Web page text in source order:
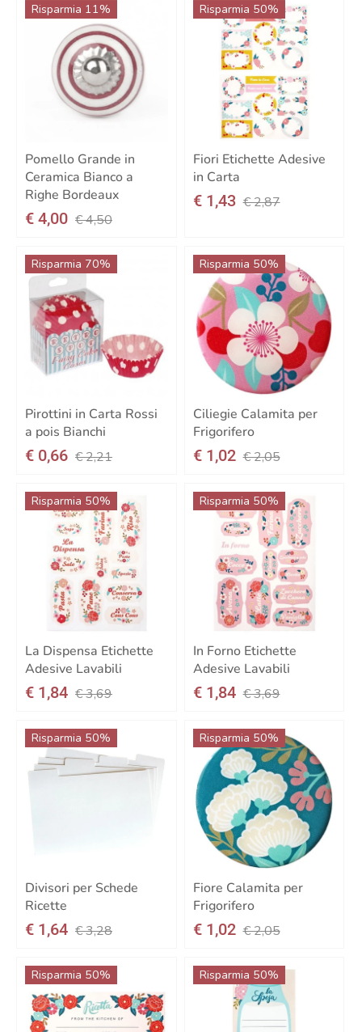
Risparmia 11%
Pomello Grande in
Ceramica Bianco a
Righe Bordeaux
€ 4,00 € 4,50
Risparmia 50%
Fiori Etichette Adesive
in Carta
€ 1,43 € 2,87
Risparmia 70%
Pirottini in Carta Rossi
a pois Bianchi
€ 0,66 € 2,21
Risparmia 50%
Ciliegie Calamita per
Frigorifero
€ 1,02 € 2,05
Risparmia 50%
La Dispensa Etichette
Adesive Lavabili
€ 1,84 € 3,69
Risparmia 50%
In Forno Etichette
Adesive Lavabili
€ 1,84 € 3,69
Risparmia 50%
Divisori per Schede
Ricette
€ 1,64 € 3,28
Risparmia 50%
Fiore Calamita per
Frigorifero
€ 1,02 € 2,05
Risparmia 50% Risparmia 50%